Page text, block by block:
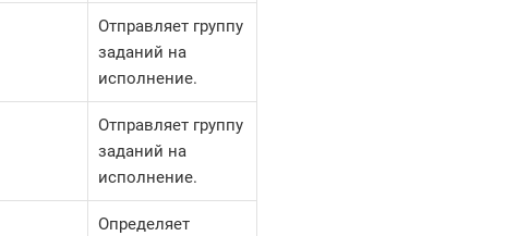
Отправляет группу
заданий на
исполнение.
Отправляет группу
заданий на
исполнение.
Определяет